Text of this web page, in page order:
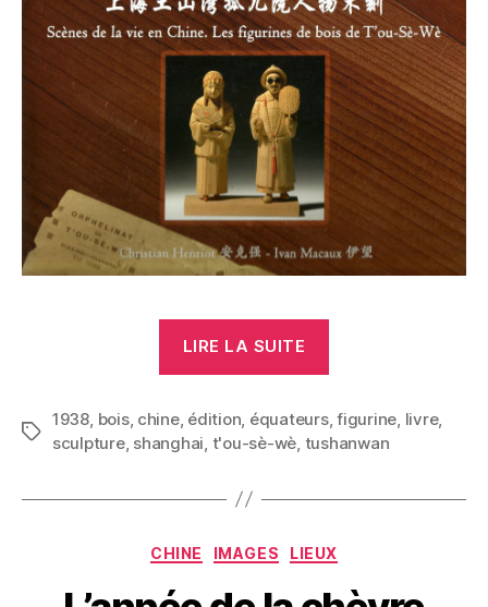
LIRE LA SUITE
bois
de
Étiquettes
1938 bois, chine, édition équateurs,figurine livre,
sculpture, shanghai t'ou-sè-wè tushanwan
Catégories
CHINE IMAGES LIEUX